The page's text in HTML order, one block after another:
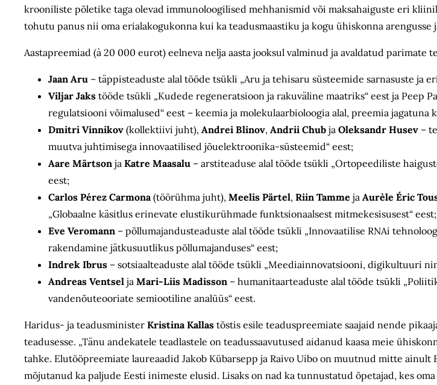
krooniliste põletike taga olevad immunoloogilised mehhanismid või maksahaiguste eri
tohutu panus nii oma erialakogukonna kui ka teadusmaastiku ja kogu ühiskonna arengusse
Aastapreemiad (à 20 000 eurot) eelneva nelja aasta jooksul valminud ja avaldatud parimate
Jaan Aru – täppisteaduste alal tööde tsükli „Aru ja tehisaru süsteemide sarnasuste ja
Viljar Jaks tööde tsükli „Kudede regeneratsioon ja rakuväline maatriks“ eest ja Peep
regulatsiooni võimalused“ eest – keemia ja molekulaarbioloogia alal, preemia jagatuna
Dmitri Vinnikov (kollektiivi juht), Andrei Blinov, Andrii Chub ja Oleksandr Husev –
muutva juhtimisega innovaatilised jõuelektroonika-süsteemid“ eest;
Aare Märtson ja Katre Maasalu – arstiteaduse alal tööde tsükli „Ortopeediliste
eest;
Carlos Pérez Carmona(töörühma juht), Meelis Pärtel, Riin Tamme ja Aurèle Éric
„Globaalne käsitlus erinevate elustikurühmade funktsionaalsest mitmekesisusest“ eest;
Eve Veromann – põllumajandusteaduste alal tööde tsükli „Innovaatilise RNAi
rakendamine jätkusuutlikus põllumajanduses“ eest;
Indrek Ibrus – sotsiaalteaduste alal tööde tsükli „Meediainnovatsiooni, digikultuuri
Andreas Ventsel ja Mari-Liis Madisson – humanitaarteaduste alal tööde tsükli
vandenõuteooriate semiootiline analüüs“ eest.
Haridus- ja teadusminister Kristina Kallas tõstis esile teaduspreemiate saajaid nende
teadusesse. „Tänu andekatele teadlastele on teadussaavutused aidanud kaasa meie
tahke. Elutööpreemiate laureaadid Jakob Kübarsepp ja Raivo Uibo on muutnud mitte ainult
mõjutanud ka paljude Eesti inimeste elusid. Lisaks on nad ka tunnustatud õpetajad, kes